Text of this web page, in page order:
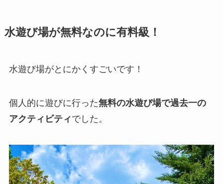
水遊び場が無料なのに有料級！
水遊び場がとにかくすごいです！
個人的に遊びに行った無料の水遊び場で過去一の
アクティビティでした。